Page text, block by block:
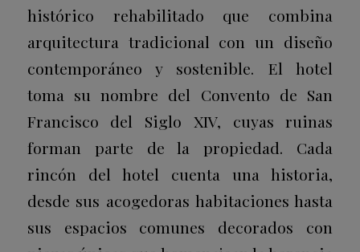
histórico rehabilitado que combina
arquitectura tradicional con un diseño
contemporáneo y sostenible. El hotel
toma su nombre del Convento de San
Francisco del Siglo XIV, cuyas ruinas
forman parte de la propiedad. Cada
rincón del hotel cuenta una historia,
desde sus acogedoras habitaciones hasta
sus espacios comunes decorados con